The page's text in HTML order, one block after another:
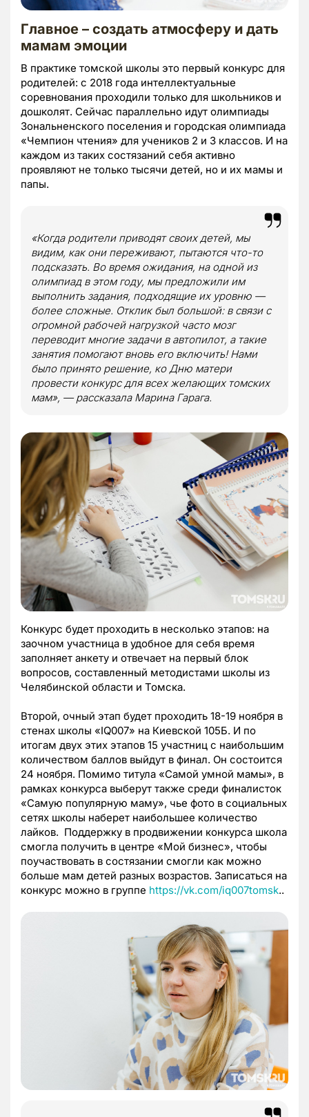
Главное – создать атмосферу и дать
мамам эмоции
В практике томской школы это первый конкурс для
родителей: с 2018 года интеллектуальные
соревнования проходили только для школьников и
дошколят. Сейчас параллельно идут олимпиады
Зональненского поселения и городская олимпиада
«Чемпион чтения» для учеников 2 и 3 классов. И на
каждом из таких состязаний себя активно
проявляют не только тысячи детей, но и их мамы и
папы.
«Когда родители приводят своих детей, мы
видим, как они переживают, пытаются что-то
подсказать. Во время ожидания, на одной из
олимпиад в этом году, мы предложили им
выполнить задания, подходящие их уровню —
более сложные. Отклик был большой: в связи с
огромной рабочей нагрузкой часто мозг
переводит многие задачи в автопилот, а такие
занятия помогают вновь его включить! Нами
было принято решение, ко Дню матери
провести конкурс для всех желающих томских
мам», — рассказала Марина Гарага.
Конкурс будет проходить в несколько этапов: на
заочном участница в удобное для себя время
заполняет анкету и отвечает на первый блок
вопросов, составленный методистами школы из
Челябинской области и Томска.
Второй, очный этап будет проходить 18-19 ноября в
стенах школы «IQ007» на Киевской 105Б. И по
итогам двух этих этапов 15 участниц с наибольшим
количеством баллов выйдут в финал. Он состоится
24 ноября. Помимо титула «Самой умной мамы», в
рамках конкурса выберут также среди финалисток
«Самую популярную маму», чье фото в социальных
сетях школы наберет наибольшее количество
лайков. Поддержку в продвижении конкурса школа
смогла получить в центре «Мой бизнес», чтобы
поучаствовать в состязании смогли как можно
больше мам детей разных возрастов. Записаться на
конкурс можно в группе https://vk.com/iq007tomsk..